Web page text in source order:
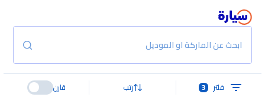
ابحث عن الماركة او الموديل
فلتر 3 رتب قارن